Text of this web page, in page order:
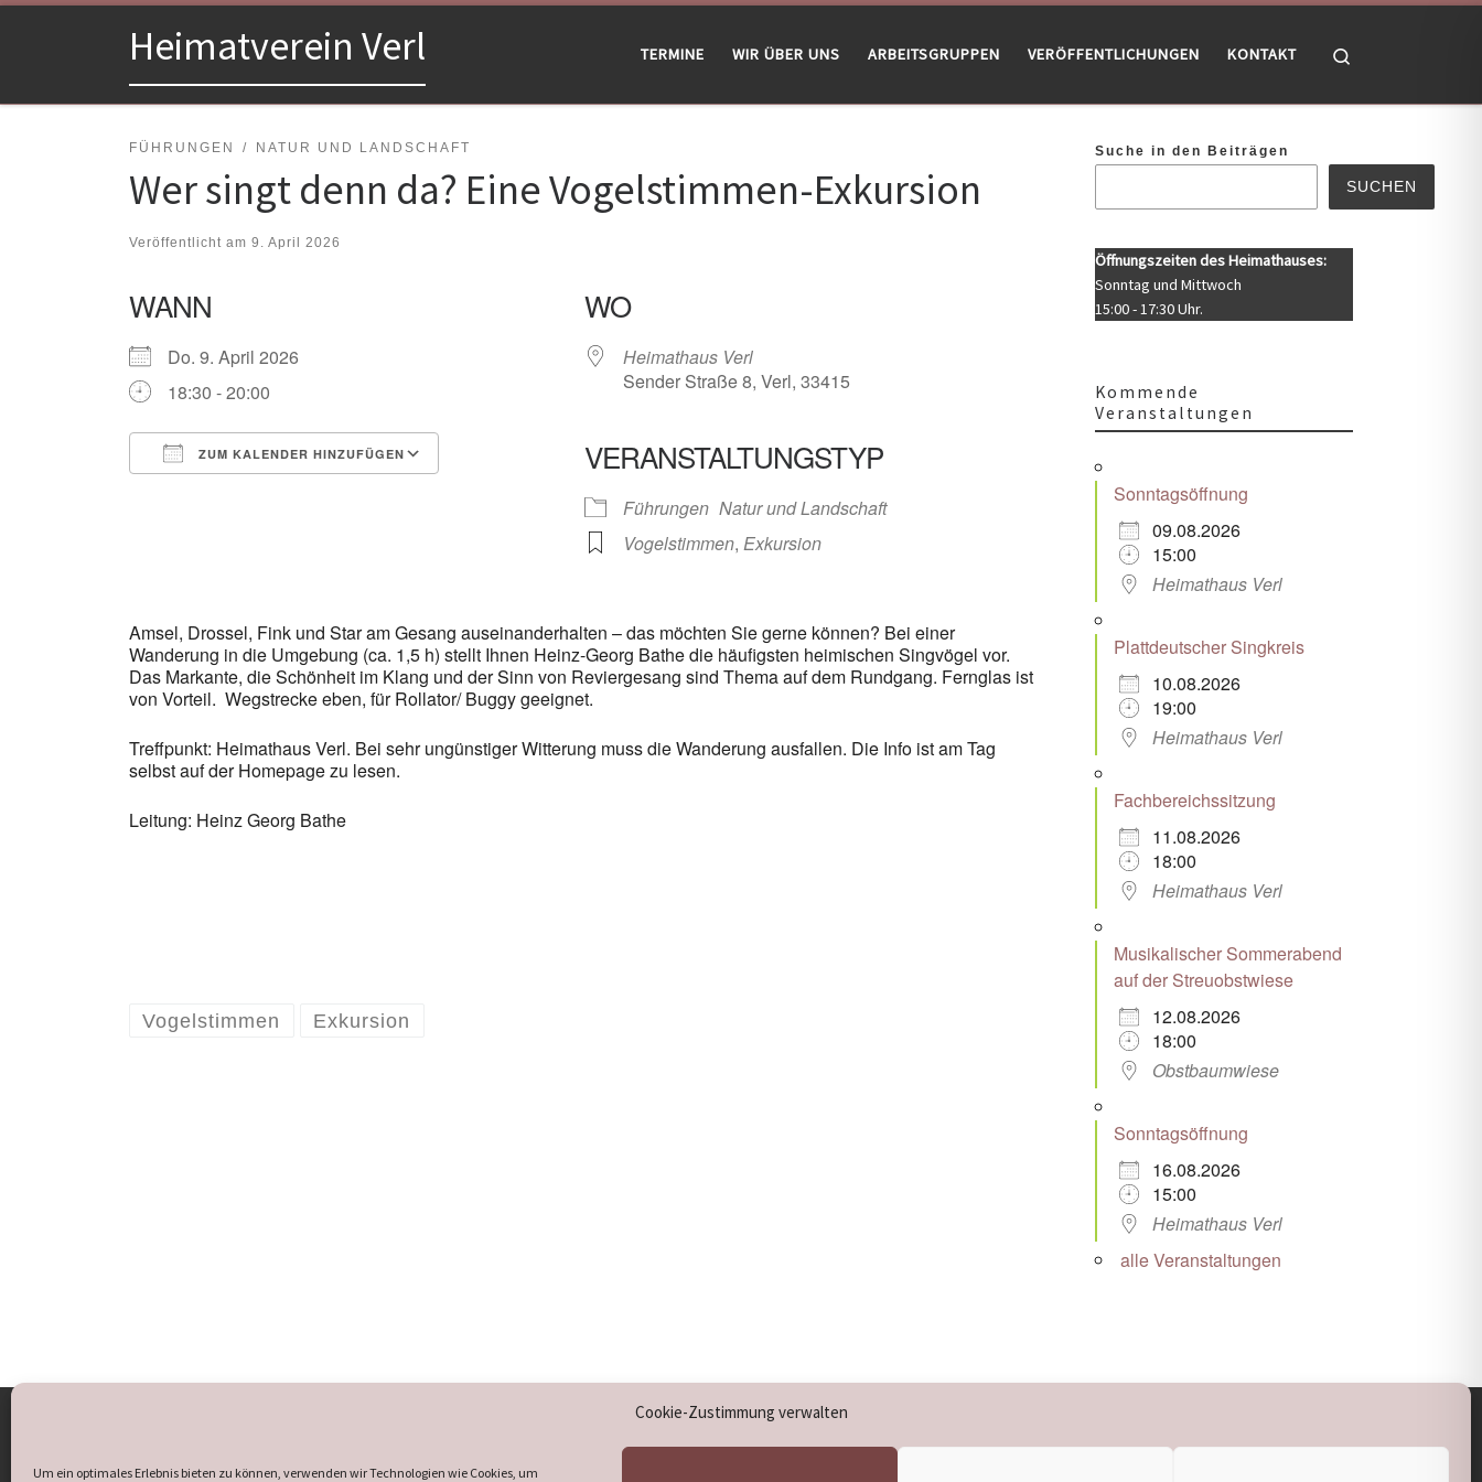
Cookie-Zustimmung verwalten
Um ein optimales Erlebnis bieten zu können, verwenden wir Technologien wie Cookies, um
Zum Inhalt springenHeimatverein Verl TERMINE WIR ÜBER UNS ARBEITSGRUPPEN VERÖFFENTLICHUNGEN KONTAKT
FÜHRUNGEN NATUR UND LANDSCHAFT
Wer singt denn da? Eine Vogelstimmen-Exkursion
Veröffentlicht am 9. April 2026
WANN
Do. 9. April 2026
18:30 - 20:00
ZUM KALENDER HINZUFÜGEN
Google Kalender Office 365
WO
Heimathaus Verl
Sender Straße 8, Verl, 33415
VERANSTALTUNGSTYP
Führungen Natur und Landschaft
Vogelstimmen, Exkursion
Amsel, Drossel, Fink und Star am Gesang auseinanderhalten – das möchten Sie gerne können? Bei einer
Wanderung in die Umgebung (ca. 1,5 h) stellt Ihnen Heinz-Georg Bathe die häufigsten heimischen Singvögel vor.
Das Markante, die Schönheit im Klang und der Sinn von Reviergesang sind Thema auf dem Rundgang. Fernglas ist
von Vorteil. Wegstrecke eben, für Rollator/ Buggy geeignet.
Treffpunkt: Heimathaus Verl. Bei sehr ungünstiger Witterung muss die Wanderung ausfallen. Die Info ist am Tag
selbst auf der Homepage zu lesen.
Leitung: Heinz Georg Bathe
Vogelstimmen Exkursion
Suche in den Beiträgen
SUCHEN
Öffnungszeiten des Heimathauses:
Sonntag und Mittwoch
15:00 - 17:30 Uhr.
Kommende
Veranstaltungen
Sonntagsöffnung
09.08.2026
15:00
Heimathaus Verl
Plattdeutscher Singkreis
10.08.2026
19:00
Heimathaus Verl
Fachbereichssitzung
11.08.2026
18:00
Heimathaus Verl
Musikalischer Sommerabend
auf der Streuobstwiese
12.08.2026
18:00
Obstbaumwiese
Sonntagsöffnung
16.08.2026
15:00
Heimathaus Verl
alle Veranstaltungen
15:00 - 17:30 Uhr.